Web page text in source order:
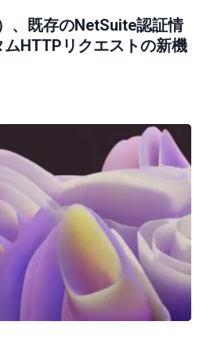
、既存のNetSuite認証情
HTTPリクエストの新機